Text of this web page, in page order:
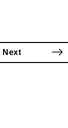
Next